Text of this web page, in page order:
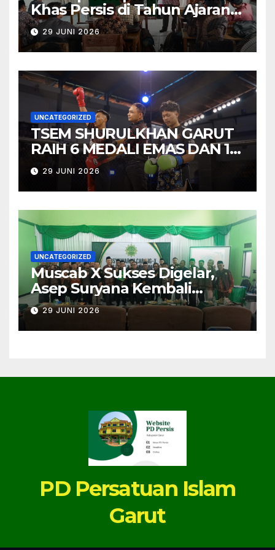
Khas Persis di Tahun Ajaran
Baru, Bidgar Pendidikan PD
PERSIS Garut Tuntaskan
Training of Trainers 2026
29 JUNI 2026
UNCATEGORIZED
TSEM SHURULKHAN GARUT
RAIH 6 MEDALI EMAS DAN 1
MEDALI PERAK PADA TEMU
TARUNG VOL. 2 “BATTLE OF
HONOR”
29 JUNI 2026
UNCATEGORIZED
Muscab X Sukses Digelar,
Asep Suryana Kembali
Dipercaya Pimpin PC PERSIS
Karangpawitan Masa Jihad
2026–2030
29 JUNI 2026
PD Persatuan Islam
Garut